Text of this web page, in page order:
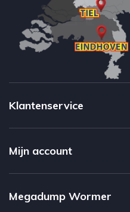
Klantenservice
Mijn account
Megadump Wormer